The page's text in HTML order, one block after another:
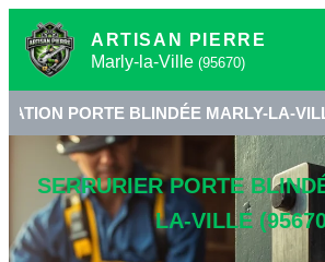
ARTISAN PIERRE
Marly-la-Ville (95670)
BLINDÉE MARLY-LA-VILLE •
SERRURIER PORTE
LA-VILLE